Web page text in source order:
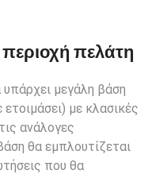
πελάτη
μεγάλη βάση
με κλασικές
ανάλογες
θα εμπλουτίζεται
που θα